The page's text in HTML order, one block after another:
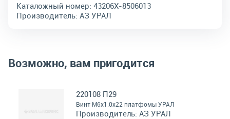
Каталожный номер: 43206Х-8506013
Производитель: АЗ УРАЛ
Возможно, вам пригодится
220108 П29
Винт М6х1.0х22 платфомы УРАЛ
Производитель: АЗ УРАЛ